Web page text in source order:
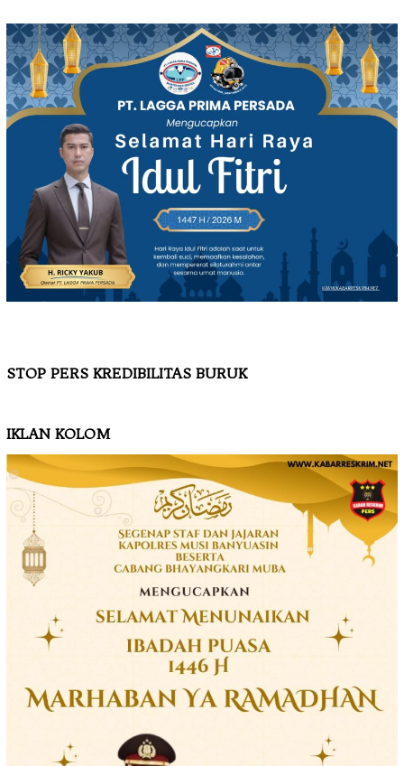
STOP PERS KREDIBILITAS BURUK
IKLAN KOLOM